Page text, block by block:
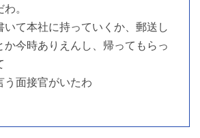
。
いて本社に持っていくか、郵送し
か今時ありえんし、帰ってもらっ
う面接官がいたわ